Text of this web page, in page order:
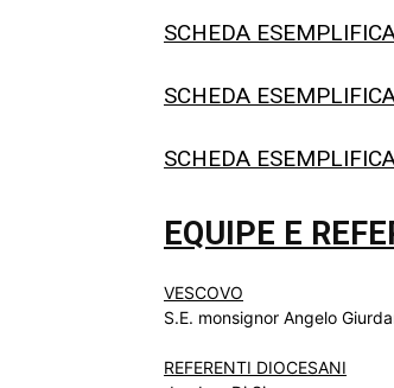
SCHEDA
SCHEDA
SCHEDA
EQUIPE E
VESCOVO
S.E. monsignor Angelo
REFERENTI DIOCESANI